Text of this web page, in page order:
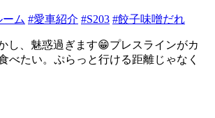
ム #愛車紹介 #S203 #餃子味噌󠄀だれ
し、魅惑過ぎます😁プレスラインがカ
べたい。ぷらっと行ける距離じゃなく